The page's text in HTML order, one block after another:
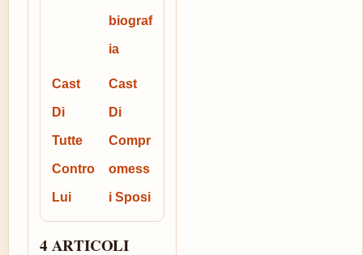
biograf
ia
Cast
Di
Tutte
Contro
Lui
Cast
Di
Compr
omess
i Sposi
4 ARTICOLI